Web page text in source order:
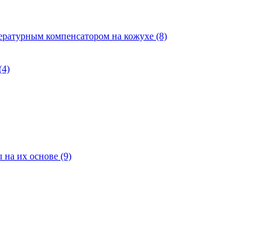
компенсатором на кожухе (8)
их основе (9)